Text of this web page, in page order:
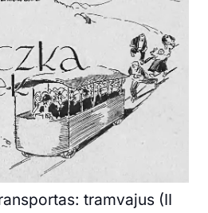
tramvajus (II